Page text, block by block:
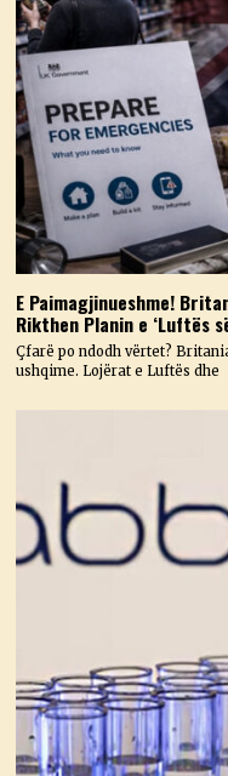
E Paimagjinueshme!
Rikthen Planin e ‘Luftës
Çfarë po ndodh vërtet?
ushqime. Lojërat e Luftës dhe